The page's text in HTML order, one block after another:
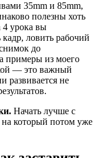
35mm и 85mm,
полезны хоть
4 урока вы
кадр, ловить рабочий
до
примеры из моего
— это важный
развивается не
Начать лучше с
на который потом уже